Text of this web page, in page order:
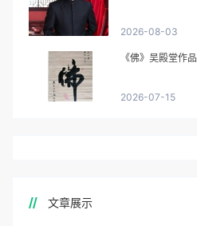
2026-08-03
《佛》吴殿堂作品
2026-07-15
文章展示